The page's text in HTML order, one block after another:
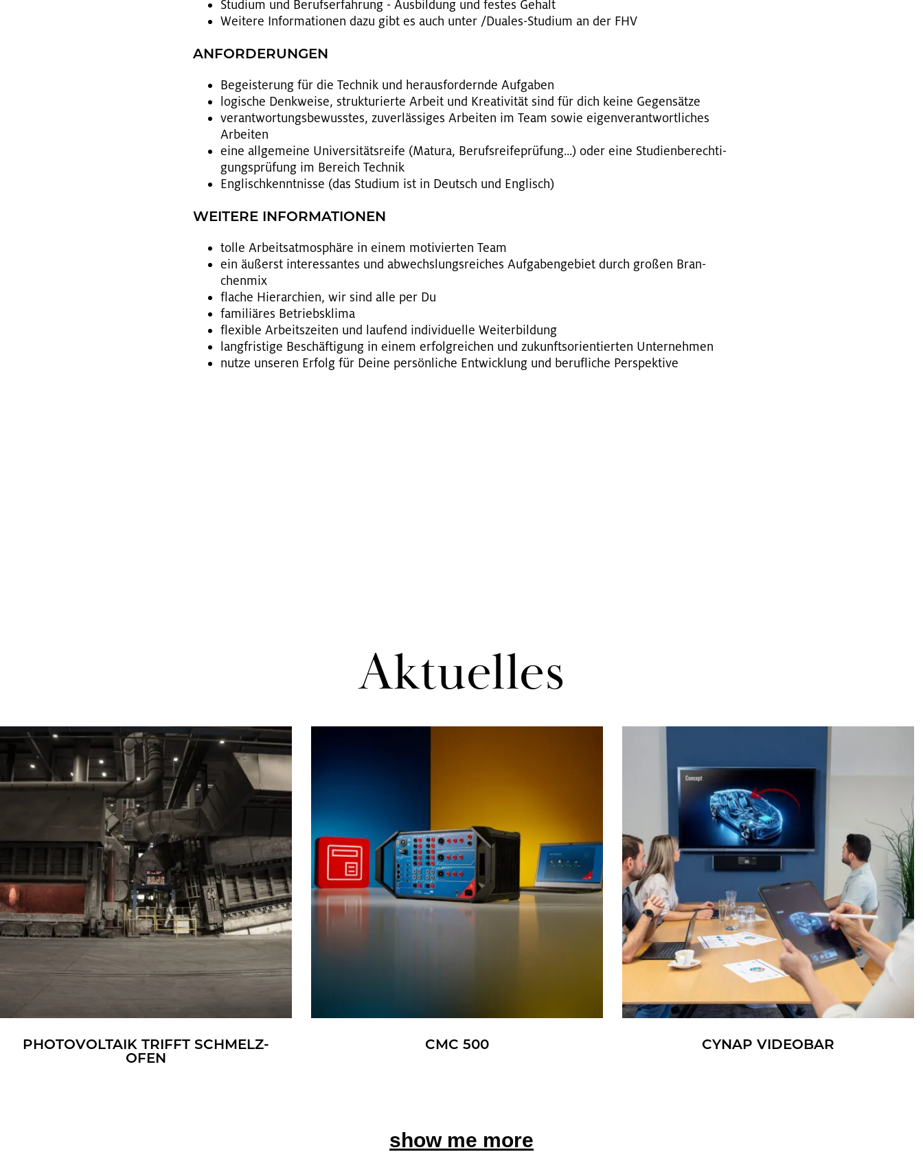
Stu­di­um und Be­rufs­er­fah­rung - Aus­bil­dung und fes­tes Ge­halt
Wei­te­re In­for­ma­tio­nen dazu gibt es auch unter /Dua­les-Stu­di­um an der FHV
AN­FOR­DE­RUN­GEN
Be­geis­te­rung für die Tech­nik und her­aus­for­dern­de Auf­ga­ben
lo­gi­sche Denk­wei­se, struk­tu­rier­te Ar­beit und Krea­ti­vi­tät sind für dich keine Ge­gen­sät­ze
ver­ant­wor­tungs­be­wuss­tes, zu­ver­läs­si­ges Ar­bei­ten im Team sowie ei­gen­ver­ant­wort­li­ches
Ar­bei­ten
eine all­ge­mei­ne Uni­ver­si­täts­rei­fe (Ma­tu­ra, Be­rufs­rei­fe­prü­fung...) oder eine Stu­di­en­be­rech­ti­
gungs­prü­fung im Be­reich Tech­nik
Eng­lisch­kennt­nis­se (das Stu­di­um ist in Deutsch und Eng­lisch)
WEI­TE­RE IN­FOR­MA­TIO­NEN
tolle Ar­beits­at­mo­sphä­re in einem mo­ti­vier­ten Team
ein äu­ßerst in­ter­es­san­tes und ab­wechs­lungs­rei­ches Auf­ga­ben­ge­biet durch gro­ßen Bran­
chen­mix
fla­che Hier­ar­chi­en, wir sind alle per Du
fa­mi­liä­res Be­triebs­kli­ma
fle­xi­ble Ar­beits­zei­ten und lau­fend in­di­vi­du­el­le Wei­ter­bil­dung
lang­fris­ti­ge Be­schäf­ti­gung in einem er­folg­rei­chen und zu­kunfts­ori­en­tier­ten Un­ter­neh­men
nutze un­se­ren Er­folg für Deine per­sön­li­che Ent­wick­lung und be­ruf­li­che Per­spek­ti­ve
Ak­tu­el­les
PHO­TO­VOL­TA­IK TRIFFT SCHMELZ­
OFEN
CMC 500 CYNAP VI­DEO­BAR
show me more